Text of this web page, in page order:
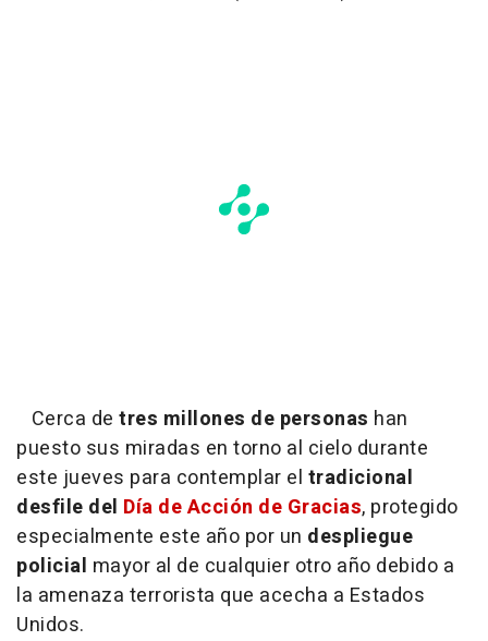
Cerca de tres millones de personas han
puesto sus miradas en torno al cielo durante
este jueves para contemplar el tradicional
desfile del Día de Acción de Gracias, protegido
especialmente este año por un despliegue
policial mayor al de cualquier otro año debido a
la amenaza terrorista que acecha a Estados
Unidos.